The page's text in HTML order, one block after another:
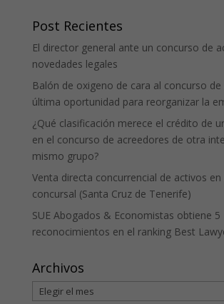
Post Recientes
El director general ante un concurso de
novedades legales
Balón de oxigeno de cara al concurso de
última oportunidad para reorganizar la
¿Qué clasificación merece el crédito de
en el concurso de acreedores de otra
mismo grupo?
Venta directa concurrencial de activos en
concursal (Santa Cruz de Tenerife)
SUE Abogados & Economistas obtiene 5
reconocimientos en el ranking Best
Archivos
Archivos